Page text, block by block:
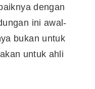
dengan
ini awal-
bukan untuk
untuk ahli